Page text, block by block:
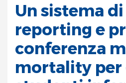
Un sistema
reporting e
conferenza
mortality per